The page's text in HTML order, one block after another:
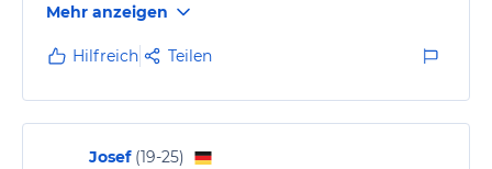
waren sehr hilfreich und trafen unseren Geschmack.
Der Knüller für uns war jedoch das Frühstück- müßt
Ihr probieren ;-)
Mehr anzeigen
Hilfreich Teilen
Josef (19-25)